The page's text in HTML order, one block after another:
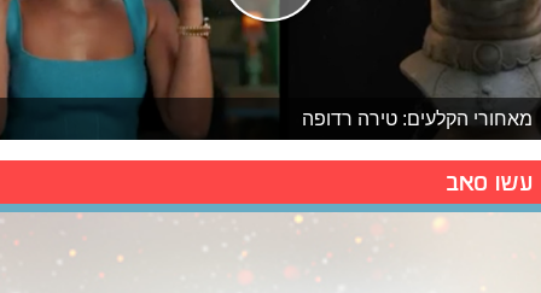
מאחורי הקלעים: טירה רדופה
עשו סאב